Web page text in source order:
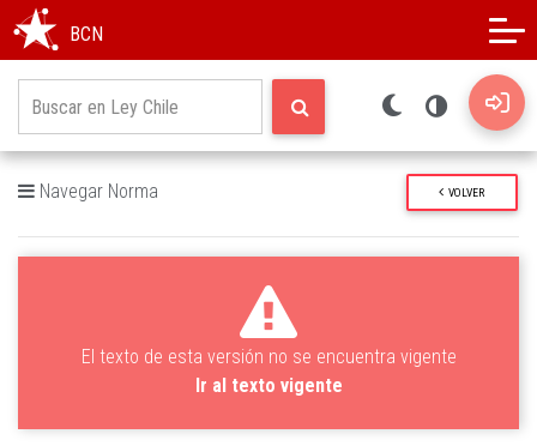
BCN
Navegar Norma VOLVER
El texto de esta versión no se encuentra vigente
Ir al texto vigente